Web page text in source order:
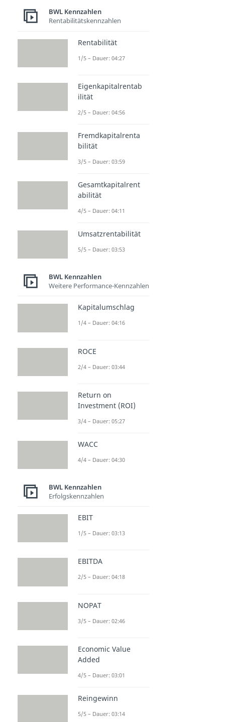
BWL Kennzahlen
Rentabilitätskennzahlen
Rentabilität
1/5 – Dauer: 04:27
Eigenkapitalrentab
ilität
2/5 – Dauer: 04:56
Fremdkapitalrenta
bilität
3/5 – Dauer: 03:59
Gesamtkapitalrent
abilität
4/5 – Dauer: 04:11
Umsatzrentabilität
5/5 – Dauer: 03:53
BWL Kennzahlen
Weitere Performance-Kennzahlen
Kapitalumschlag
1/4 – Dauer: 04:16
ROCE
2/4 – Dauer: 03:44
Return on
Investment (ROI)
3/4 – Dauer: 05:27
WACC
4/4 – Dauer: 04:30
BWL Kennzahlen
Erfolgskennzahlen
EBIT
1/5 – Dauer: 03:13
EBITDA
2/5 – Dauer: 04:18
NOPAT
3/5 – Dauer: 02:46
Economic Value
Added
4/5 – Dauer: 03:01
Reingewinn
5/5 – Dauer: 03:14